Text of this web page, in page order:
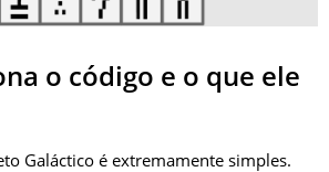
o código e o que ele
Galáctico é extremamente simples.